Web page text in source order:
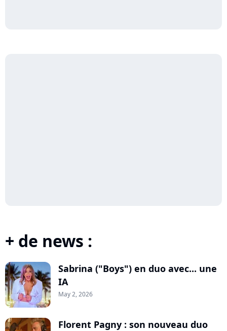
+ de news :
Sabrina ("Boys") en duo avec... une
IA
May 2, 2026
Florent Pagny : son nouveau duo